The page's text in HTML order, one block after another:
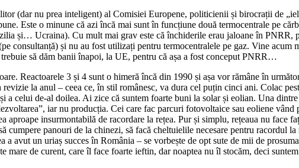
(dar nu prea inteligent) al Comisiei Europene, politicienii și birocrații de
Este o minune că azi încă mai sunt în funcțiune două termocentrale pe
și… Ucraina). Cu mult mai grav este că închiderile erau jaloane în PNRR,
consultanță) și nu au fost utilizați pentru termocentralele pe gaz. Vine acum
să dăm banii înapoi, la UE, pentru că așa a fost conceput PNRR…
Reactoarele 3 și 4 sunt o himeră încă din 1990 și așa vor rămâne în
la anul – ceea ce, în stil românesc, va dura cel puțin cinci ani. Colac
celui de-al doilea. Ai zice că suntem foarte buni la solar și eolian. Una
iar nu producția. Cei care fac parcuri fotovoltaice sau eoliene
insurmontabilă de racordare la rețea. Pur și simplu, rețeaua nu face
panouri de la chinezi, să facă cheltuielile necesare pentru racordul
avut un uriaș succes în România – se vorbește de opt sute de mii de
mare de curent, care îl face foarte ieftin, dar noaptea nu îl stocăm, deci